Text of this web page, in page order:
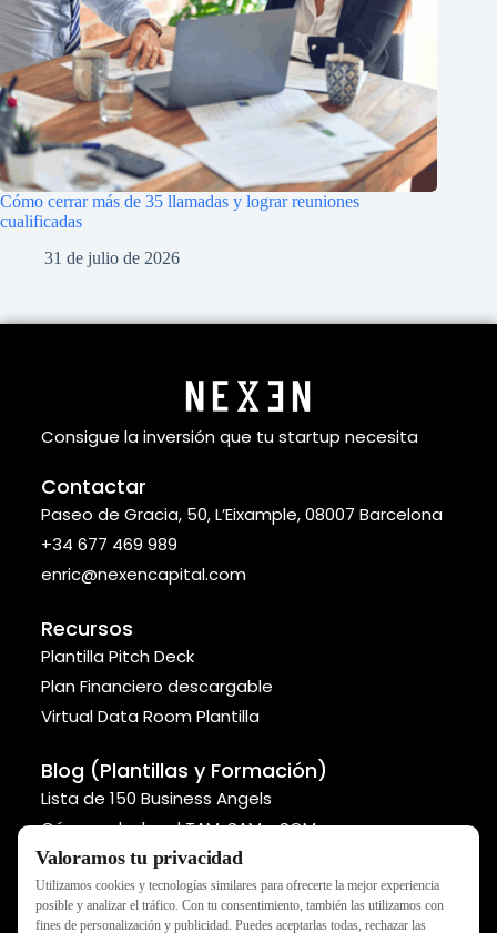
Valoramos tu privacidad
Utilizamos cookies y tecnologías similares para ofrecerte la mejor experiencia
posible y analizar el tráfico. Con tu consentimiento, también las utilizamos con
fines de personalización y publicidad. Puedes aceptarlas todas, rechazar las
Cómo cerrar más de 35 llamadas y lograr reuniones
cualificadas
31 de julio de 2026
Consigue la inversión que tu startup necesita
Contactar
Paseo de Gracia, 50, L’Eixample, 08007 Barcelona
+34 677 469 989
enric@nexencapital.com
Recursos
Plantilla Pitch Deck
Plan Financiero descargable
Virtual Data Room Plantilla
Blog (Plantillas y Formación)
Lista de 150 Business Angels
Cómo calcular el TAM, SAM y SOM
Métodos para valorar tu startup